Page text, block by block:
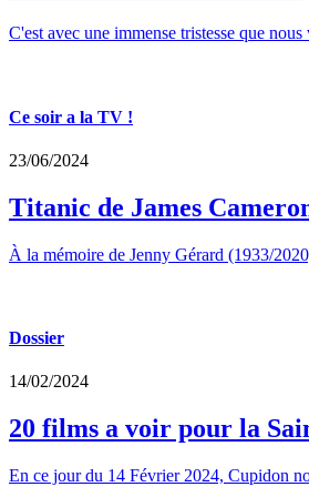
C'est avec une immense tristesse que
Ce soir a la TV !
23/06/2024
Titanic de James
À la mémoire de Jenny Gérard (1933/
Dossier
14/02/2024
20 films a voir pour la
En ce jour du 14 Février 2024, Cupidon